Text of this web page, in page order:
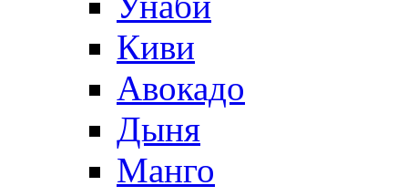
Киви
Авокадо
Дыня
Манго